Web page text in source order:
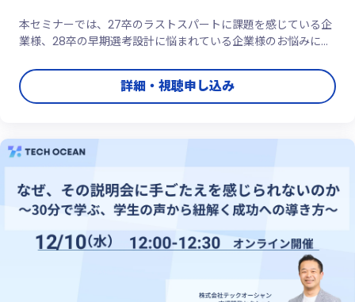
本セミナーでは、27卒のラストスパートに課題を感じている企
業様、28卒の早期選考設計に悩まれている企業様のお悩みに、
と」「具体的に聞いてみたいこと」を、ぜひお気軽にご相談くだ
さい。理系採用に特化したサービス提供者ならではの視点で、
明日から実践 ...
詳細・視聴申し込み